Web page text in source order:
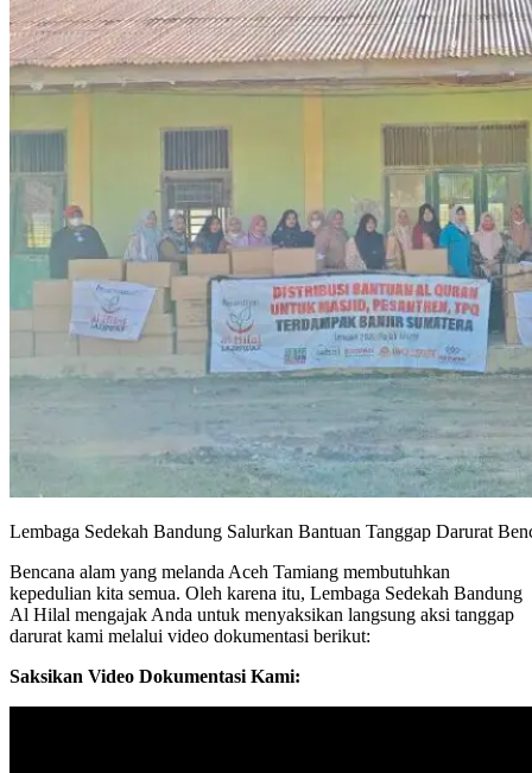
Lembaga Sedekah Bandung Salurkan Bantuan Tanggap Darurat
Bencana alam yang melanda Aceh Tamiang membutuhkan
kepedulian kita semua. Oleh karena itu, Lembaga Sedekah Bandung
Al Hilal mengajak Anda untuk menyaksikan langsung aksi tanggap
darurat kami melalui video dokumentasi berikut:
Saksikan Video Dokumentasi Kami: